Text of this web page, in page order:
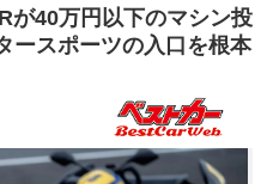
が40万円以下のマシン投
ースポーツの入口を根本